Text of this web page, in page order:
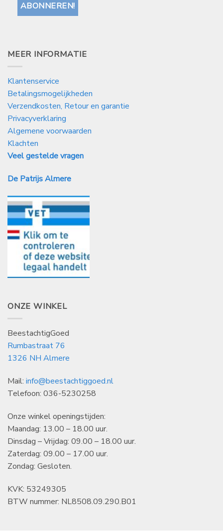
MEER INFORMATIE
Klantenservice
Betalingsmogelijkheden
Verzendkosten, Retour en garantie
Privacyverklaring
Algemene voorwaarden
Klachten
Veel gestelde vragen
De Patrijs Almere
ONZE WINKEL
BeestachtigGoed
Rumbastraat 76
1326 NH Almere
Mail: info@beestachtiggoed.nl
Telefoon: 036-5230258
Onze winkel openingstijden:
Maandag: 13.00 – 18.00 uur.
Dinsdag – Vrijdag: 09.00 – 18.00 uur.
Zaterdag: 09.00 – 17.00 uur.
Zondag: Gesloten.
KVK: 53249305
BTW nummer: NL8508.09.290.B01